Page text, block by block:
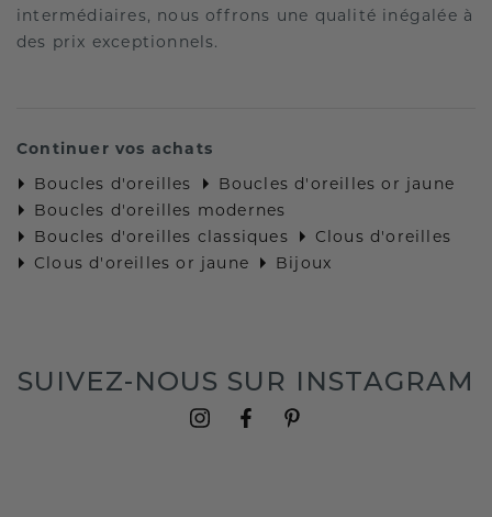
intermédiaires, nous offrons une qualité inégalée à
des prix exceptionnels.
Continuer vos achats
Boucles d'oreilles
Boucles d'oreilles or jaune
Boucles d'oreilles modernes
Boucles d'oreilles classiques
Clous d'oreilles
Clous d'oreilles or jaune
Bijoux
SUIVEZ-NOUS SUR INSTAGRAM